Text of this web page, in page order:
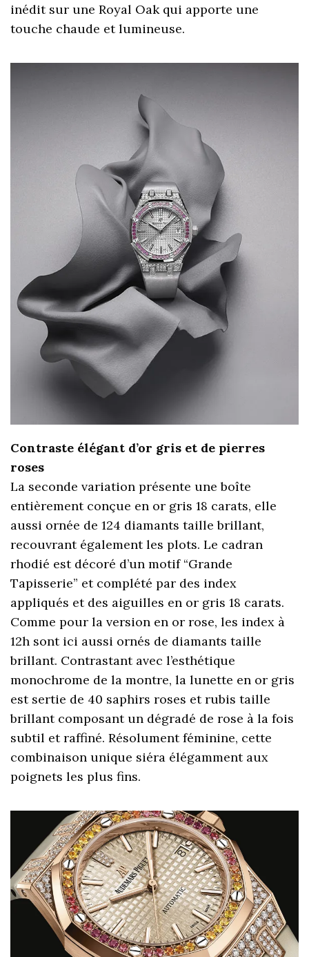
inédit sur une Royal Oak qui apporte une
touche chaude et lumineuse.
Contraste élégant d’or gris et de pierres
roses
La seconde variation présente une boîte
entièrement conçue en or gris 18 carats, elle
aussi ornée de 124 diamants taille brillant,
recouvrant également les plots. Le cadran
rhodié est décoré d’un motif “Grande
Tapisserie” et complété par des index
appliqués et des aiguilles en or gris 18 carats.
Comme pour la version en or rose, les index à
12h sont ici aussi ornés de diamants taille
brillant. Contrastant avec l’esthétique
monochrome de la montre, la lunette en or gris
est sertie de 40 saphirs roses et rubis taille
brillant composant un dégradé de rose à la fois
subtil et raffiné. Résolument féminine, cette
combinaison unique siéra élégamment aux
poignets les plus fins.